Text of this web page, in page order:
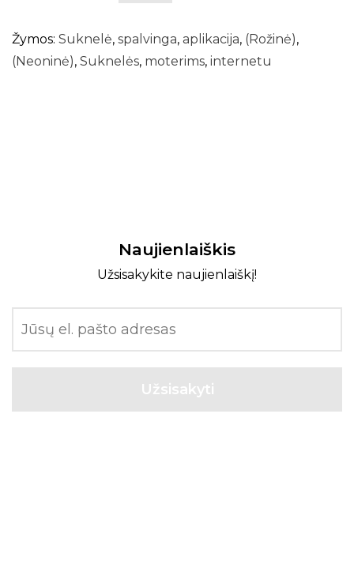
Žymos: Suknelė, spalvinga, aplikacija, (Rožinė),
(Neoninė), Suknelės, moterims, internetu
Naujienlaiškis
Užsisakykite naujienlaiškį!